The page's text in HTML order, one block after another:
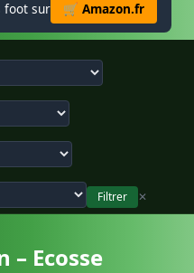
foot sur 🛒 Amazon.fr
Filtrer
✕
– Ecosse